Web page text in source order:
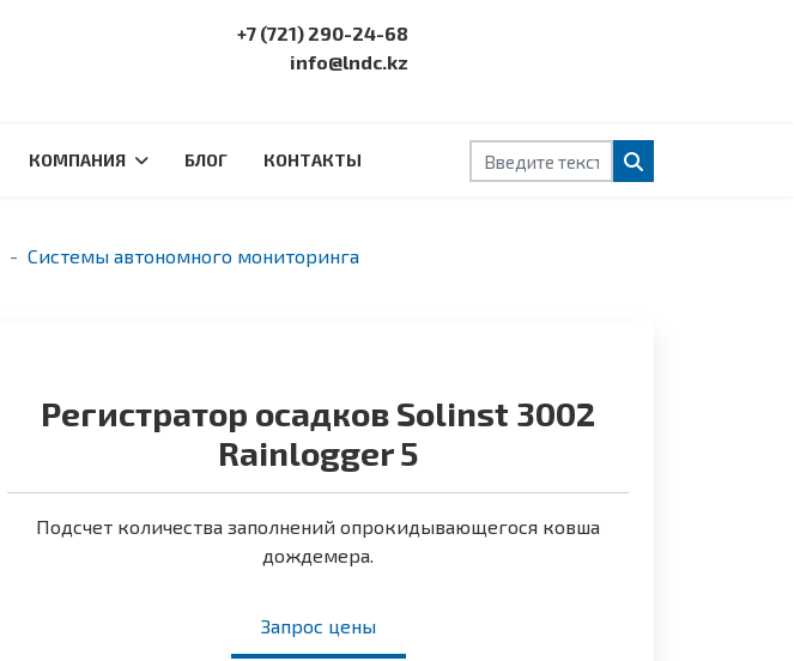
+7 (721) 290-24-68
info@lndc.kz
КОМПАНИЯ БЛОГ КОНТАКТЫ Поиск
Системы автономного мониторинга
Регистратор осадков Solinst 3002
Rainlogger 5
Подсчет количества заполнений опрокидывающегося ковша
дождемера.
Запрос цены